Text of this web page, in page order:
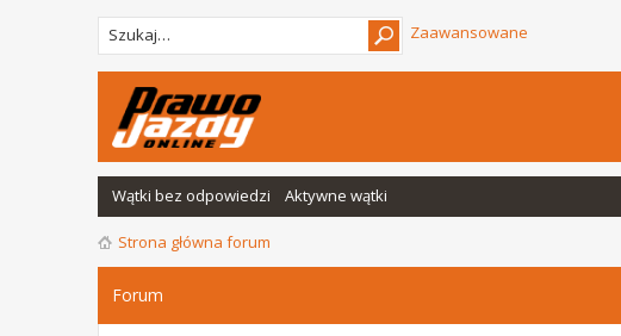
Zaawansowane
Wątki bez odpowiedzi Aktywne wątki
Strona główna forum
Forum